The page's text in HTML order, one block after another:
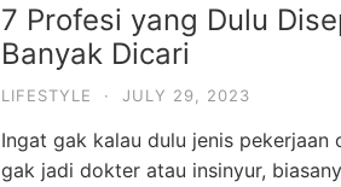
7 Profesi yang Dulu
Banyak Dicari
LIFESTYLE · JULY 29, 2023
Ingat gak kalau dulu jenis pekerjaan
gak jadi dokter atau insinyur,